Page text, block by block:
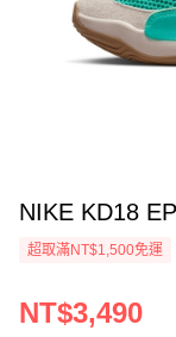
NIKE KD18
超取滿NT$1,500免運
NT$3,490